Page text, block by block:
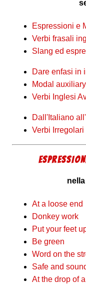
Espressioni e
Verbi frasali
Slang ed
Dare enfasi in
Modal
Verbi Inglesi
Dall'Italiano
Verbi
At a loose end
Donkey work
Put your feet
Be green
Word on the
Safe and
At the drop of